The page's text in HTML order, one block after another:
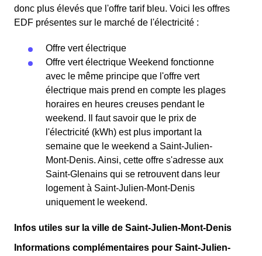
donc plus élevés que l'offre tarif bleu. Voici les offres
EDF présentes sur le marché de l'électricité :
Offre vert électrique
Offre vert électrique Weekend fonctionne
avec le même principe que l'offre vert
électrique mais prend en compte les plages
horaires en heures creuses pendant le
weekend. Il faut savoir que le prix de
l'électricité (kWh) est plus important la
semaine que le weekend a Saint-Julien-
Mont-Denis. Ainsi, cette offre s'adresse aux
Saint-Glenains qui se retrouvent dans leur
logement à Saint-Julien-Mont-Denis
uniquement le weekend.
Infos utiles sur la ville de Saint-Julien-Mont-Denis
Informations complémentaires pour Saint-Julien-